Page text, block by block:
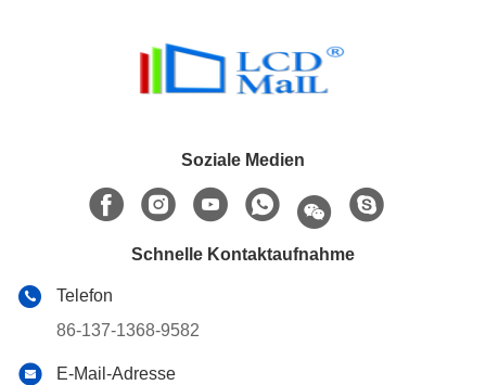
Soziale Medien
Schnelle Kontaktaufnahme
Telefon
86-137-1368-9582
E-Mail-Adresse